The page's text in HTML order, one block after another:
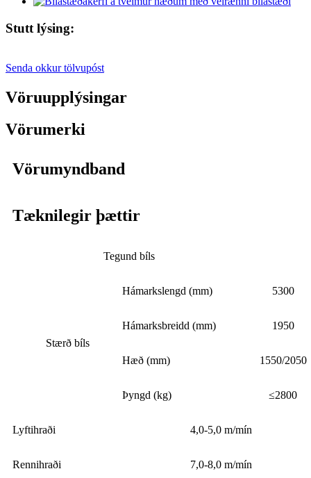
Stutt lýsing:
Senda okkur tölvupóst
Vöruupplýsingar
Vörumerki
Vörumyndband
Tæknilegir þættir
Tegund bíls
Stærð bíls
Hámarkslengd (mm) 5300
Hámarksbreidd (mm) 1950
Hæð (mm) 1550/2050
Þyngd (kg) ≤2800
Lyftihraði 4,0-5,0 m/mín
Rennihraði 7,0-8,0 m/mín